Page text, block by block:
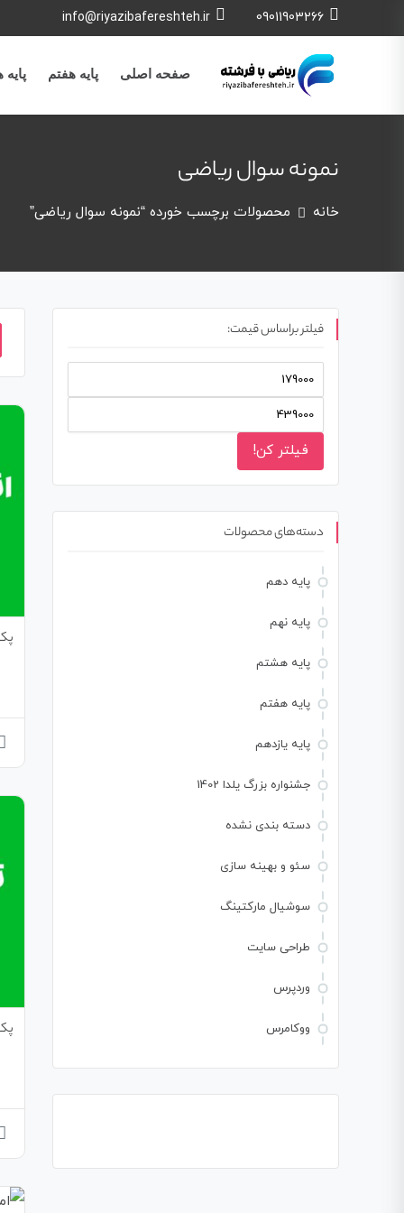
09011903266
info@riyazibafereshteh.ir
صفحه اصلی پایه هفتم
نمونه سوال ریاضی
خانه محصولات برچسب خورده “نمونه سوال ریاضی”
فیلتر براساس قیمت:
فیلتر کن!
دسته‌های محصولات
پایه دهم
پایه نهم
پایه هشتم
پایه هفتم
پایه یازدهم
جشنواره بزرگ یلدا 1402
دسته بندی نشده
سئو و بهینه سازی
سوشیال مارکتینگ
طراحی سایت
وردپرس
ووکامرس